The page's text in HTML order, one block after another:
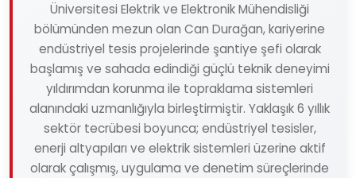
Üniversitesi Elektrik ve Elektronik Mühendisliği
bölümünden mezun olan Can Durağan, kariyerine
endüstriyel tesis projelerinde şantiye şefi olarak
başlamış ve sahada edindiği güçlü teknik deneyimi
yıldırımdan korunma ile topraklama sistemleri
alanındaki uzmanlığıyla birleştirmiştir. Yaklaşık 6 yıllık
sektör tecrübesi boyunca; endüstriyel tesisler,
enerji altyapıları ve elektrik sistemleri üzerine aktif
olarak çalışmış, uygulama ve denetim süreçlerinde